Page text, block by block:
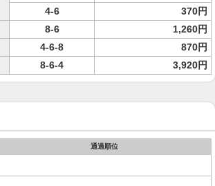
4-6
370円
8-6
1,260円
4-6-8
870円
8-6-4 3,920円
通過順位